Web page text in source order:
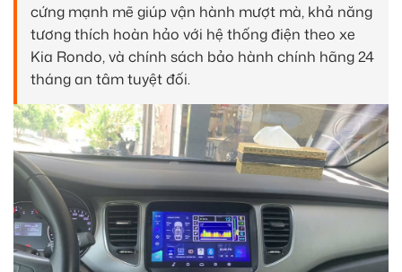
cứng mạnh mẽ giúp vận hành mượt mà, khả năng
tương thích hoàn hảo với hệ thống điện theo xe
Kia Rondo, và chính sách bảo hành chính hãng 24
tháng an tâm tuyệt đối.